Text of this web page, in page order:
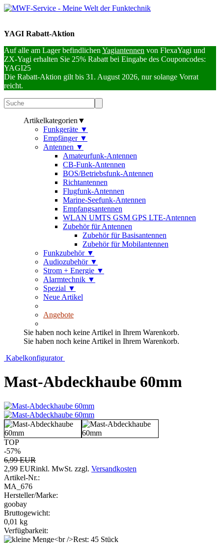
YAGI Rabatt-Aktion
Auf alle am Lager befindlichen Yagiantennen von FlexaYagi und
ZX-Yagi erhalten Sie 25% Rabatt bei Eingabe des Couponcodes:
YAGI25
Die Rabatt-Aktion gilt bis 31. August 2026, nur solange Vorrat
reicht.
Artikelkategorien ▼
Funkgeräte ▼
Empfänger ▼
Antennen ▼
Amateurfunk-Antennen
CB-Funk-Antennen
BOS/Betriebsfunk-Antennen
Richtantennen
Flugfunk-Antennen
Marine-Seefunk-Antennen
Empfangsantennen
WLAN UMTS GSM GPS LTE-Antennen
Zubehör für Antennen
Zubehör für Basisantennen
Zubehör für Mobilantennen
Funkzubehör ▼
Audiozubehör ▼
Strom + Energie ▼
Alarmtechnik ▼
Spezial ▼
Neue Artikel
Angebote
Sie haben noch keine Artikel in Ihrem Warenkorb.
Sie haben noch keine Artikel in Ihrem Warenkorb.
Kabelkonfigurator
Mast-Abdeckhaube 60mm
TOP
-57%
6,99 EUR
2,99 EURinkl. MwSt. zzgl. Versandkosten
Artikel-Nr.:
MA_676
Hersteller/Marke:
goobay
Bruttogewicht:
0,01 kg
Verfügbarkeit: